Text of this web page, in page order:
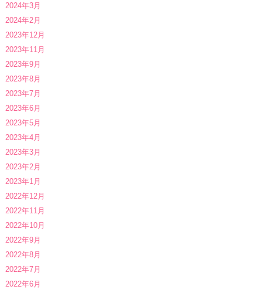
2024年3月
2024年2月
2023年12月
2023年11月
2023年9月
2023年8月
2023年7月
2023年6月
2023年5月
2023年4月
2023年3月
2023年2月
2023年1月
2022年12月
2022年11月
2022年10月
2022年9月
2022年8月
2022年7月
2022年6月